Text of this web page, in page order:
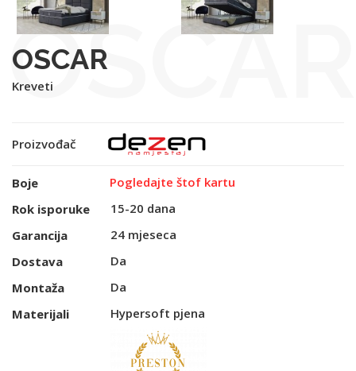
OSCAR
OSCAR
Kreveti
Proizvođač
Boje
Pogledajte štof kartu
Rok isporuke
15-20 dana
Garancija
24 mjeseca
Dostava
Da
Montaža
Da
Materijali
Hypersoft pjena